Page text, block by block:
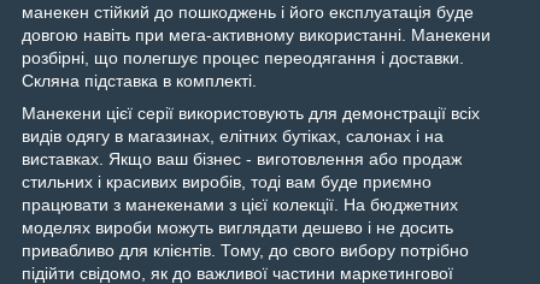
манекен стійкий до пошкоджень і його експлуатація буде
довгою навіть при мега-активному використанні. Манекени
розбірні, що полегшує процес переодягання і доставки.
Скляна підставка в комплекті.
Манекени цієї серії використовують для демонстрації всіх
видів одягу в магазинах, елітних бутіках, салонах і на
виставках. Якщо ваш бізнес - виготовлення або продаж
стильних і красивих виробів, тоді вам буде приємно
працювати з манекенами з цієї колекції. На бюджетних
моделях вироби можуть виглядати дешево і не досить
привабливо для клієнтів. Тому, до свого вибору потрібно
підійти свідомо, як до важливої частини маркетингової